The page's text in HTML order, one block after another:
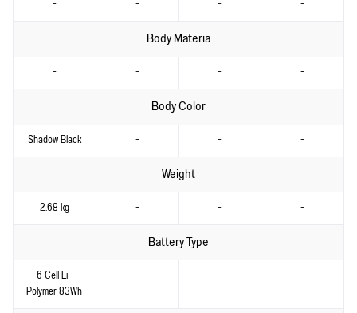
- - - -
Body Materia
- - - -
Body Color
Shadow Black - - -
Weight
2.68 kg - - -
Battery Type
6 Cell Li-
Polymer 83Wh
- - -